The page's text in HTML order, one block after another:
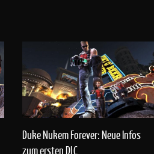
Duke Nukem Forever: Neue Infos
zum ersten DLC